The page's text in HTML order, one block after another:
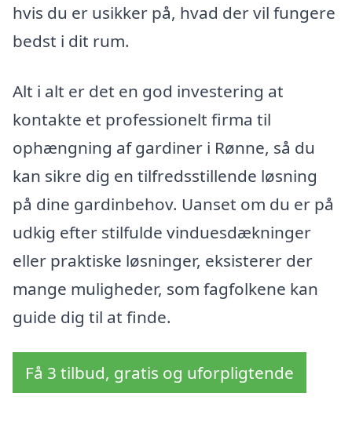
hvis du er usikker på, hvad der vil fungere
bedst i dit rum.
Alt i alt er det en god investering at
kontakte et professionelt firma til
ophængning af gardiner i Rønne, så du
kan sikre dig en tilfredsstillende løsning
på dine gardinbehov. Uanset om du er på
udkig efter stilfulde vinduesdækninger
eller praktiske løsninger, eksisterer der
mange muligheder, som fagfolkene kan
guide dig til at finde.
Få 3 tilbud, gratis og uforpligtende